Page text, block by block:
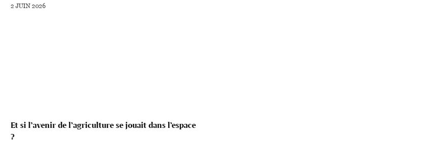
2 JUIN 2026
Et si l’avenir de l’agriculture se jouait dans l’espace
?